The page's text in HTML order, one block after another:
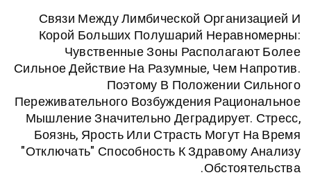
Связи Между Лимбической
Корой Больших Полушарий
Чувственные Зоны
Сильное Действие На Разумные, Чем
Поэтому В Положении
Переживательного Возбуждения
Мышление Значительно
Боязнь, Ярость Или Страсть
"отключать" Способность К